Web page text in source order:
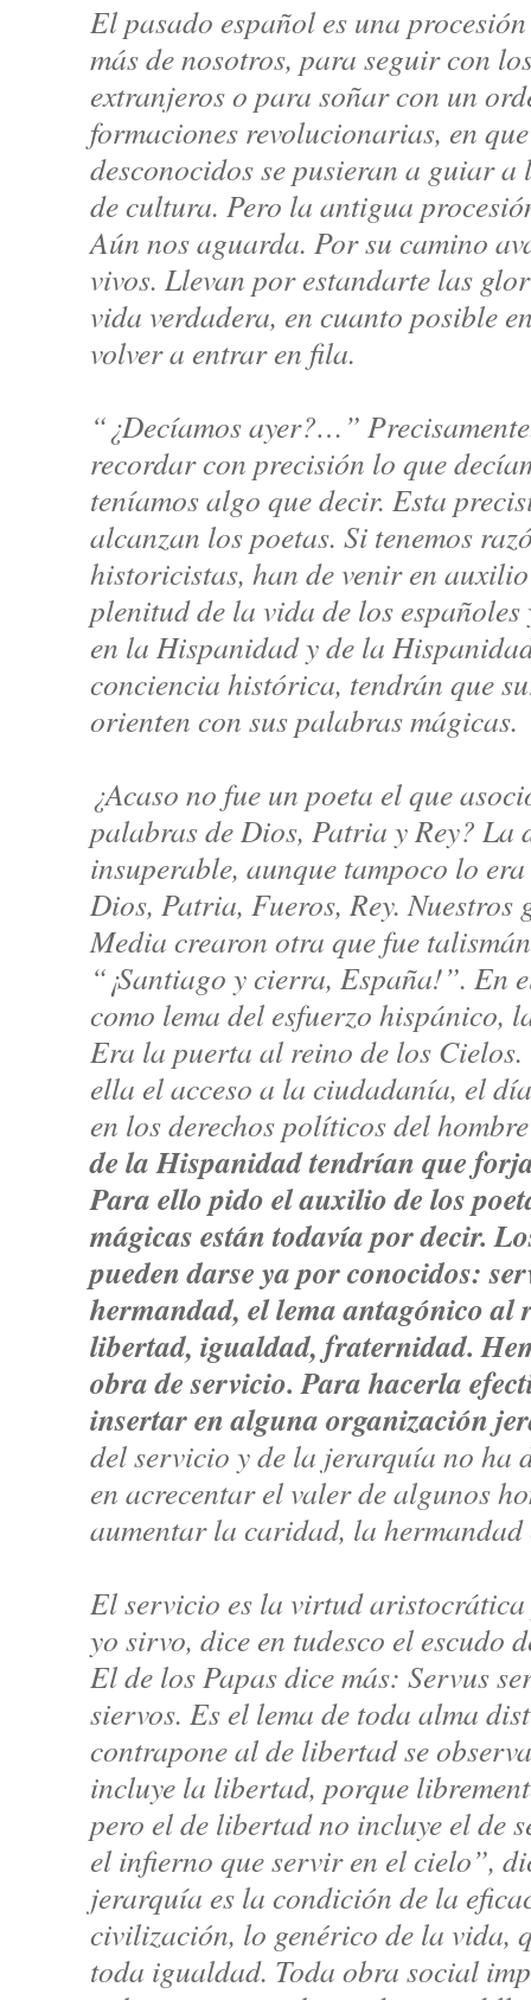
El pasado español es una
más de nosotros, para seguir con
extranjeros o para soñar con un
formaciones revolucionarias, en
desconocidos se pusieran a guiar a
de cultura. Pero la antigua
Aún nos aguarda. Por su camino
vivos. Llevan por estandarte las
vida verdadera, en cuanto posible
volver a entrar en fila.
“¿Decíamos ayer?…”
recordar con precisión lo que
teníamos algo que decir. Esta
alcanzan los poetas. Si tenemos
historicistas, han de venir en
plenitud de la vida de los
en la Hispanidad y de la
conciencia histórica, tendrán que
orienten con sus palabras mágicas.
¿Acaso no fue un poeta el que
palabras de Dios, Patria y Rey? La
insuperable, aunque tampoco lo
Dios, Patria, Fueros, Rey. Nuestros
Media crearon otra que fue
“¡Santiago y cierra, España!”. En
como lema del esfuerzo hispánico,
Era la puerta al reino de los
ella el acceso a la ciudadanía, el
en los derechos políticos del
de la Hispanidad tendrían que
Para ello pido el auxilio de los
mágicas están todavía por decir.
pueden darse ya por conocidos:
hermandad, el lema antagónico al
libertad, igualdad, fraternidad.
obra de servicio. Para hacerla
insertar en alguna organización
del servicio y de la jerarquía no ha
en acrecentar el valer de algunos
aumentar la caridad, la hermandad
El servicio es la virtud
yo sirvo, dice en tudesco el escudo
El de los Papas dice más: Servus
siervos. Es el lema de toda alma
contrapone al de libertad se
incluye la libertad, porque
pero el de libertad no incluye el de
el infierno que servir en el cielo”,
jerarquía es la condición de la
civilización, lo genérico de la vida,
toda igualdad. Toda obra social